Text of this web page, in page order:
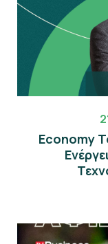
Economy